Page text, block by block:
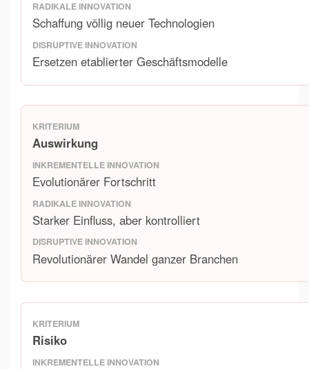
Schaffung völlig neuer Technologien
Ersetzen etablierter Geschäftsmodelle
Auswirkung
Evolutionärer Fortschritt
Starker Einfluss, aber kontrolliert
Revolutionärer Wandel ganzer Branchen
Risiko